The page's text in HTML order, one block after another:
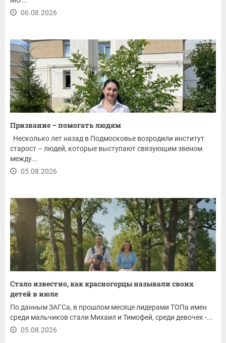
06.08.2026
Призвание – помогать людям
Несколько лет назад в Подмосковье возродили институт
старост – людей, которые выступают связующим звеном
между...
05.08.2026
Стало известно, как красногорцы называли своих
детей в июле
По данным ЗАГСа, в прошлом месяце лидерами ТОПа имен
среди мальчиков стали Михаил и Тимофей, среди девочек -...
05.08.2026